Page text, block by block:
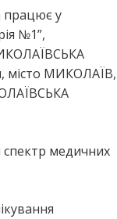
працює у
№1”,
місто МИКОЛАЇВ,
медичних